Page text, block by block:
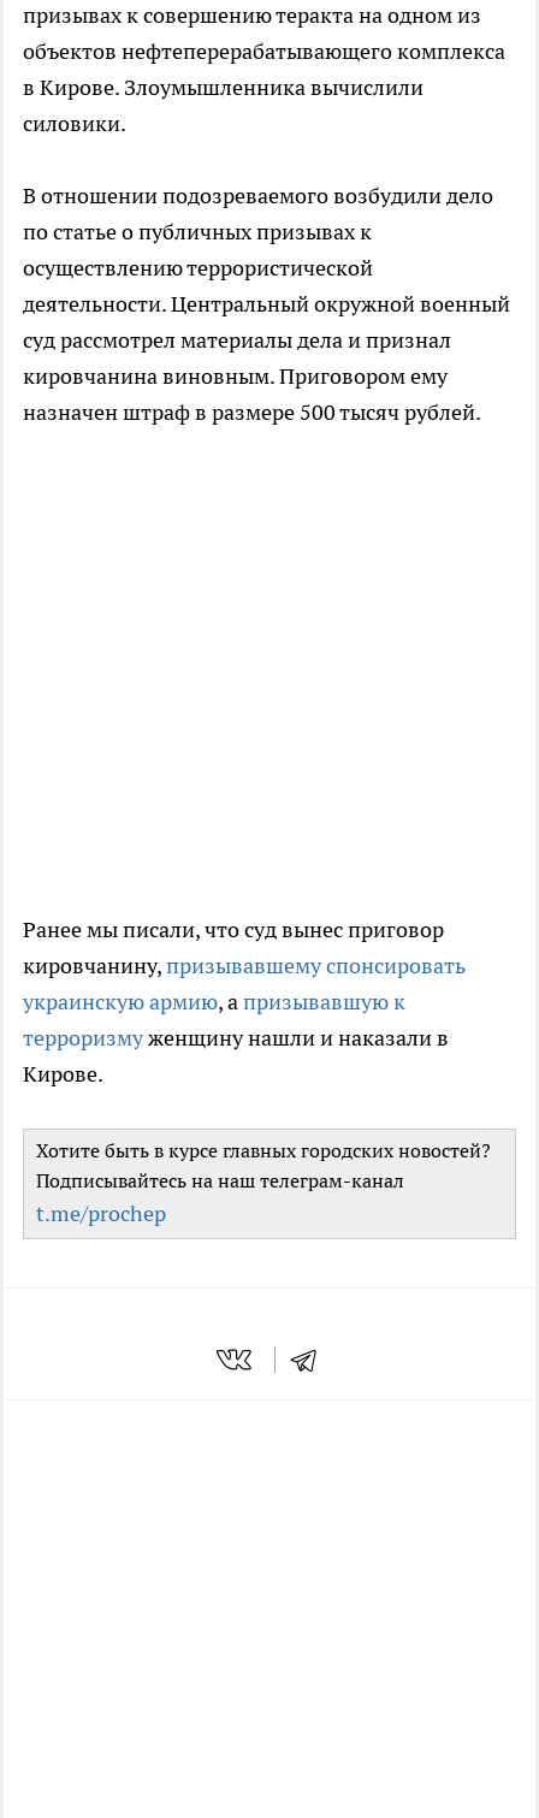
призывах к совершению теракта на одном из
объектов нефтеперерабатывающего комплекса
в Кирове. Злоумышленника вычислили
силовики.
В отношении подозреваемого возбудили дело
по статье о публичных призывах к
осуществлению террористической
деятельности. Центральный окружной военный
суд рассмотрел материалы дела и признал
кировчанина виновным. Приговором ему
назначен штраф в размере 500 тысяч рублей.
Ранее мы писали, что суд вынес приговор
кировчанину,призывавшему спонсировать
украинскую армию, апризывавшую к
терроризмуженщину нашли и наказали в
Кирове.
Хотите быть в курсе главных городских новостей?
Подписывайтесь на наш телеграм-канал
t.me/prochep